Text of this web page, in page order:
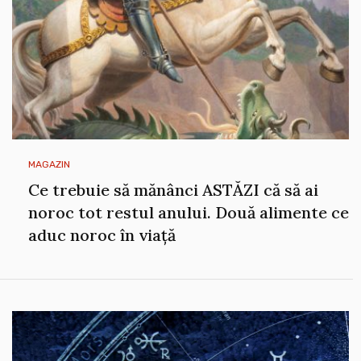
MAGAZIN
Ce trebuie să mănânci ASTĂZI că să ai
noroc tot restul anului. Două alimente ce
aduc noroc în viață